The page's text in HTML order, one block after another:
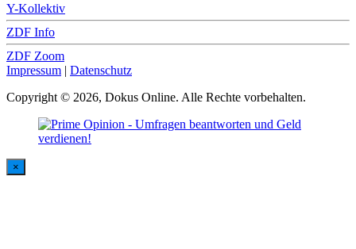
Y-Kollektiv
ZDF Info
ZDF Zoom
Impressum | Datenschutz
Copyright © 2026, Dokus Online. Alle Rechte vorbehalten.
×